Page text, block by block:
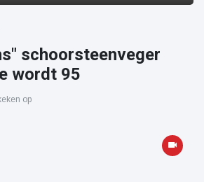
schoorsteenveger
wordt 95
op